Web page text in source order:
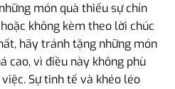
món quà thiếu sự chỉn
không kèm theo lời chúc
hãy tránh tặng những món
cao, vì điều này không phù
Sự tinh tế và khéo léo